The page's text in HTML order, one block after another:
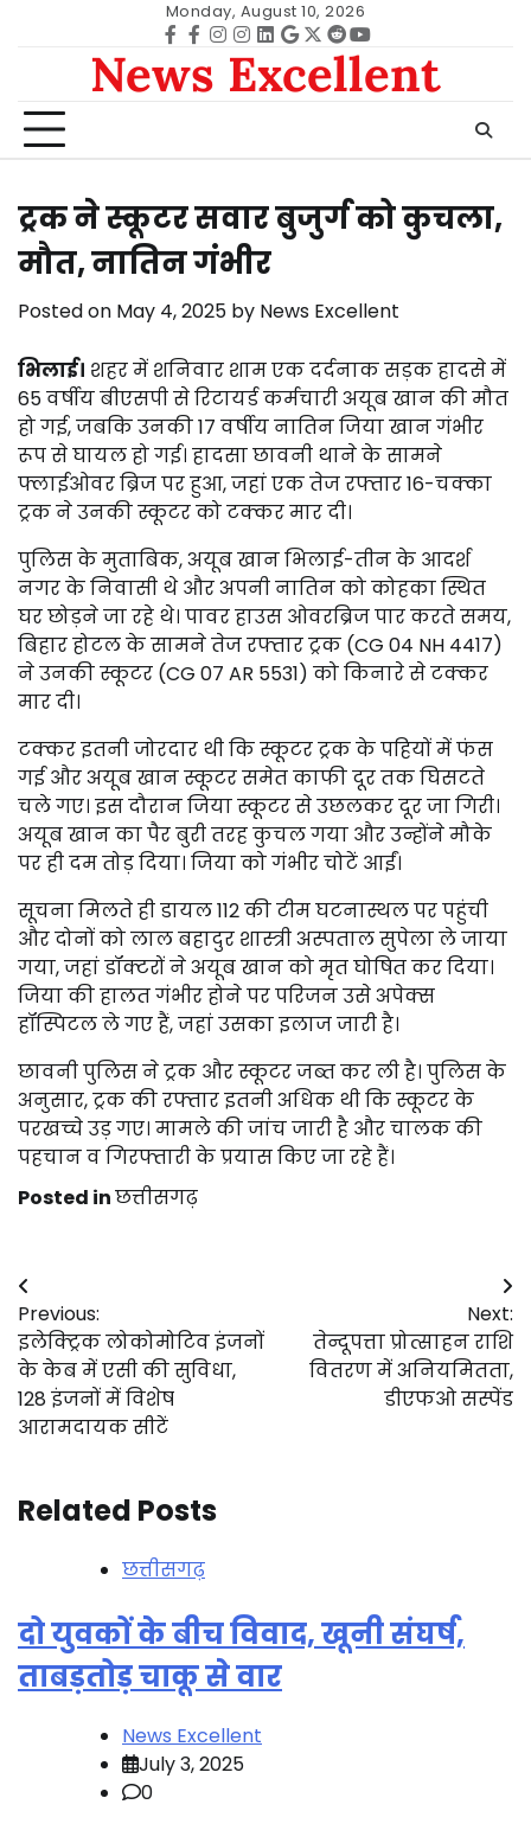
Monday, August 10, 2026
Facebook
facebook
Instagram
instagram
Linkedin
google
Twitter
redditYoutube
News Excellent
ट्रक ने स्कूटर सवार बुजुर्ग को कुचला,
मौत, नातिन गंभीर
Posted on May 4, 2025 by News Excellent
भिलाई। शहर में शनिवार शाम एक दर्दनाक सड़क हादसे में
65 वर्षीय बीएसपी से रिटायर्ड कर्मचारी अयूब खान की मौत
हो गई, जबकि उनकी 17 वर्षीय नातिन जिया खान गंभीर
रूप से घायल हो गई। हादसा छावनी थाने के सामने
फ्लाईओवर ब्रिज पर हुआ, जहां एक तेज रफ्तार 16-चक्का
ट्रक ने उनकी स्कूटर को टक्कर मार दी।
पुलिस के मुताबिक, अयूब खान भिलाई-तीन के आदर्श
नगर के निवासी थे और अपनी नातिन को कोहका स्थित
घर छोड़ने जा रहे थे। पावर हाउस ओवरब्रिज पार करते समय,
बिहार होटल के सामने तेज रफ्तार ट्रक (CG 04 NH 4417)
ने उनकी स्कूटर (CG 07 AR 5531) को किनारे से टक्कर
मार दी।
टक्कर इतनी जोरदार थी कि स्कूटर ट्रक के पहियों में फंस
गई और अयूब खान स्कूटर समेत काफी दूर तक घिसटते
चले गए। इस दौरान जिया स्कूटर से उछलकर दूर जा गिरी।
अयूब खान का पैर बुरी तरह कुचल गया और उन्होंने मौके
पर ही दम तोड़ दिया। जिया को गंभीर चोटें आईं।
सूचना मिलते ही डायल 112 की टीम घटनास्थल पर पहुंची
और दोनों को लाल बहादुर शास्त्री अस्पताल सुपेला ले जाया
गया, जहां डॉक्टरों ने अयूब खान को मृत घोषित कर दिया।
जिया की हालत गंभीर होने पर परिजन उसे अपेक्स
हॉस्पिटल ले गए हैं, जहां उसका इलाज जारी है।
छावनी पुलिस ने ट्रक और स्कूटर जब्त कर ली है। पुलिस के
अनुसार, ट्रक की रफ्तार इतनी अधिक थी कि स्कूटर के
परखच्चे उड़ गए। मामले की जांच जारी है और चालक की
पहचान व गिरफ्तारी के प्रयास किए जा रहे हैं।
Posted inछत्तीसगढ़
Post
navigation
Previous:
इलेक्ट्रिक लोकोमोटिव इंजनों
के केब में एसी की सुविधा,
128 इंजनों में विशेष
आरामदायक सीटें
Next:
तेन्दूपत्ता प्रोत्साहन राशि
वितरण में अनियमितता,
डीएफओ सस्पेंड
Related Posts
छत्तीसगढ़
दो युवकों के बीच विवाद, खूनी संघर्ष,
ताबड़तोड़ चाकू से वार
News Excellent
July 3, 2025
0